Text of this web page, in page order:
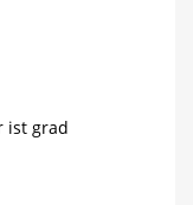
ist grad